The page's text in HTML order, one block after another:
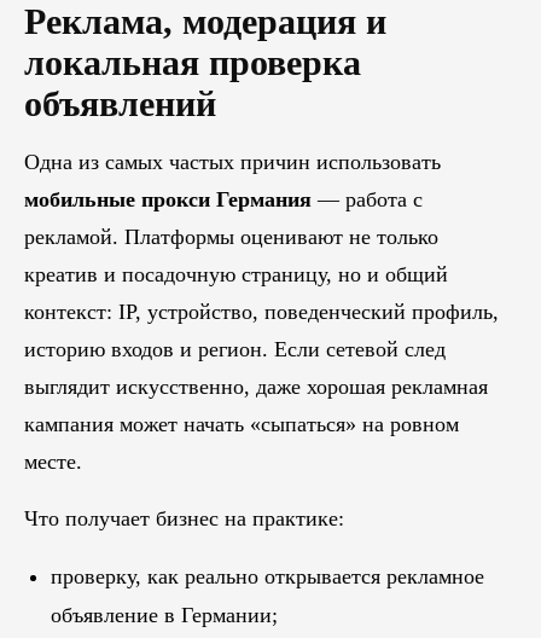
Реклама, модерация и
локальная проверка
объявлений
Одна из самых частых причин использовать
мобильные прокси Германия — работа с
рекламой. Платформы оценивают не только
креатив и посадочную страницу, но и общий
контекст: IP, устройство, поведенческий профиль,
историю входов и регион. Если сетевой след
выглядит искусственно, даже хорошая рекламная
кампания может начать «сыпаться» на ровном
месте.
Что получает бизнес на практике:
проверку, как реально открывается рекламное
объявление в Германии;